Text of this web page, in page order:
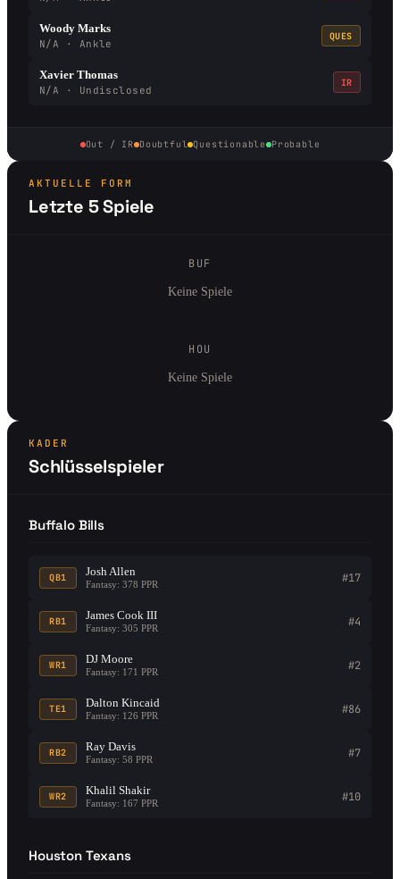
Woody Marks
N/A · Ankle
QUES
Xavier Thomas
N/A · Undisclosed
IR
Out / IR Doubtful Questionable Probable
AKTUELLE FORM
Letzte 5 Spiele
BUF
Keine Spiele
HOU
Keine Spiele
KADER
Schlüsselspieler
Buffalo Bills
QB1 Josh Allen
Fantasy: 378 PPR #17
RB1 James Cook III
Fantasy: 305 PPR #4
WR1 DJ Moore
Fantasy: 171 PPR #2
TE1 Dalton Kincaid
Fantasy: 126 PPR #86
RB2 Ray Davis
Fantasy: 58 PPR #7
WR2 Khalil Shakir
Fantasy: 167 PPR #10
Houston Texans